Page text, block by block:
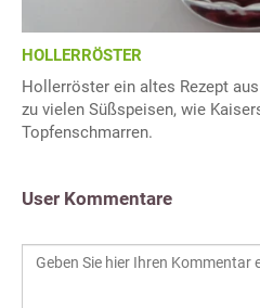
HOLLERRÖSTER
Hollerröster ein altes Rezept
zu vielen Süßspeisen, wie
Topfenschmarren.
User Kommentare